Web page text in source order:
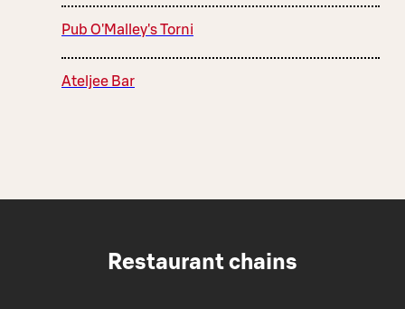
Pub O'Malley's Torni
Ateljee Bar
Restaurant chains